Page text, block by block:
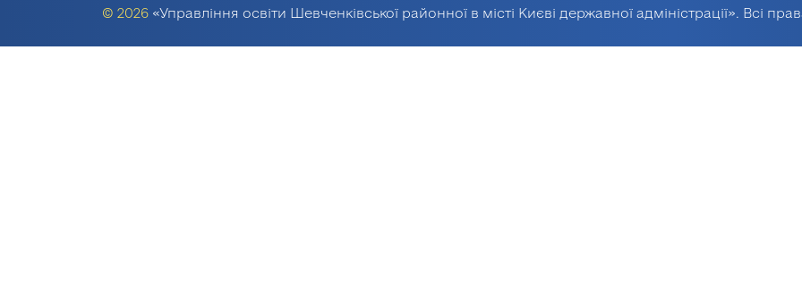
© 2026 «Управління освіти Шевченківської районної в місті Києві державної адміністрації». Всі